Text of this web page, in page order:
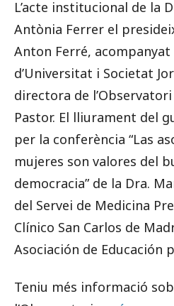
L’acte institucional de la
Antònia Ferrer el
Anton Ferré,
d’Universitat i Societat
directora de
Pastor. El lliurament del
per la conferència “Las
mujeres son valores del
democracia” de la Dra.
del Servei de Medicina
Clínico San Carlos de
Asociación de Educación
Teniu més informació